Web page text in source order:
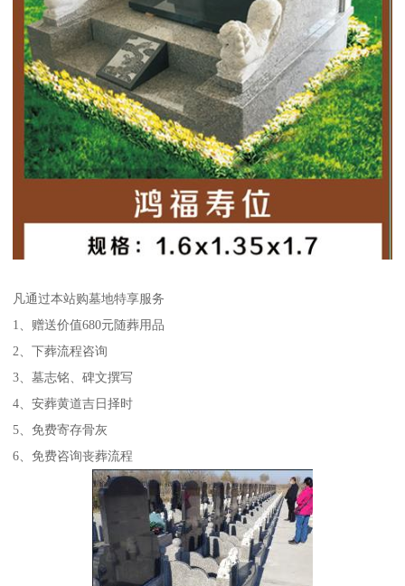
凡通过本站购墓地特享服务
1、赠送价值680元随葬用品
2、下葬流程咨询
3、墓志铭、碑文撰写
4、安葬黄道吉日择时
5、免费寄存骨灰
6、免费咨询丧葬流程